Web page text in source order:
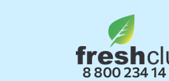
8 800 234 14